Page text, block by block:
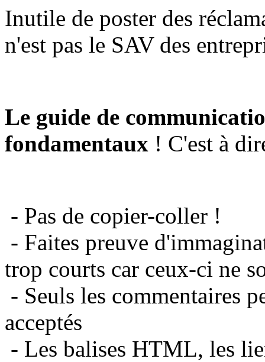
Inutile de poster des
n'est pas le SAV des
Le guide de
fondamentaux ! C'est à
- Pas de copier-coller !
- Faites preuve
trop courts car ceux-ci ne
- Seuls les commentaires
acceptés
- Les balises HTML, les